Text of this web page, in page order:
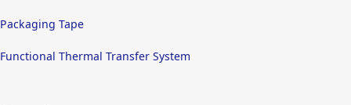
Packaging Tape
Functional Thermal Transfer System